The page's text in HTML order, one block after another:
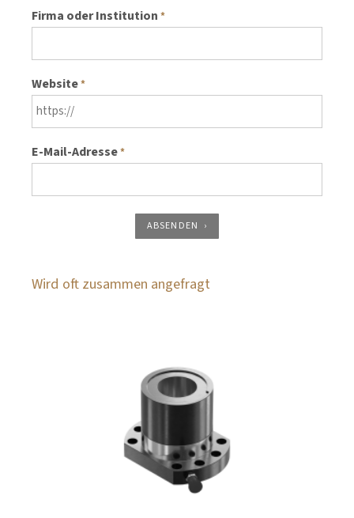
Firma oder Institution *
Website*
E-Mail-Adresse*
ABSENDEN
Wird oft zusammen angefragt